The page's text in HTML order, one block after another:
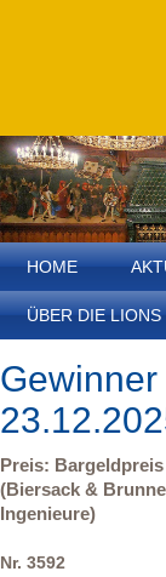
HOME
ÜBER DIE LIONS
Gewinner
Preis: Bargeldpreis
(Biersack &
Ingenieure)
Nr. 3592